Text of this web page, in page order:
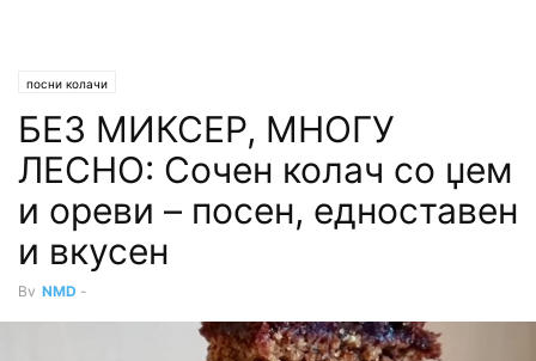
посни колачи
БЕЗ МИКСЕР, МНОГУ
ЛЕСНО: Сочен колач со џем
и ореви – посен, едноставен
и вкусен
By NMD -